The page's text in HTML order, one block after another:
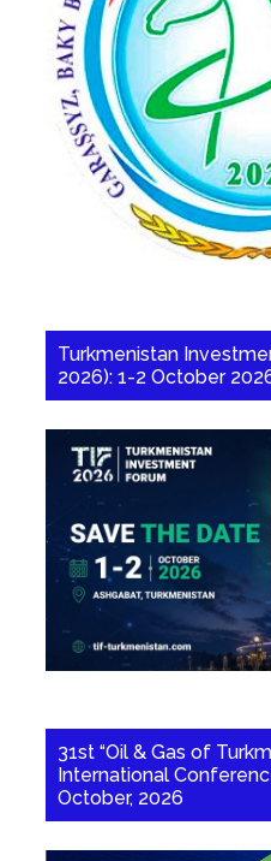
Turkmenistan
2026): 1-2 October
31st “Oil & Gas of
International
October, 2026